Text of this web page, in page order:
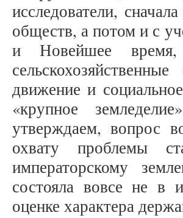
исследователи,
обществ, а потом и с
и Новейшее
движение и
«крупное
утверждаем, вопрос
охвату проблемы
императорскому
состояла вовсе не в
оценке характера